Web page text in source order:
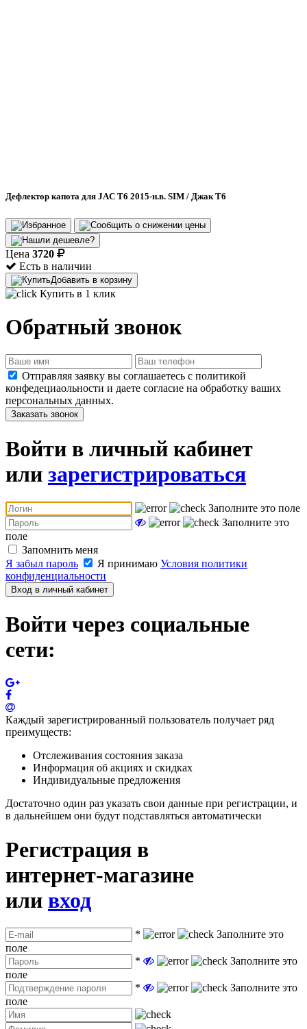
Дефлектор капота для JAC T6 2015-н.в. SIM / Джак Т6
Цена 3720
Есть в наличии
Добавить в корзину
Купить в 1 клик
Обратный звонок
Отправляя заявку вы соглашаетесь с политикой
конфедециаольности и даете согласие на обработку ваших
персональных данных.
Заказать звонок
Войти в личный кабинет
или зарегистрироваться
Заполните это поле
Заполните это
поле
Запомнить меня
Я забыл пароль
Я принимаю Условия политики
конфиденциальности
Вход в личный кабинет
Войти через социальные
сети:
Каждый зарегистрированный пользователь получает ряд
преимуществ:
Отслеживания состояния заказа
Информация об акциях и скидках
Индивидуальные предложения
Достаточно один раз указать свои данные при регистрации, и
в дальнейшем они будут подставляться автоматически
Регистрация в
интернет-магазине
или вход
*
Заполните это
поле
*
Заполните это
поле
*
Заполните это
поле